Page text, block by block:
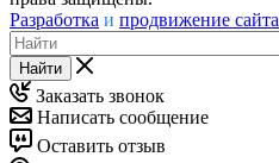
Разработка и продвижение сайта
Найти
Заказать звонок
Написать сообщение
Оставить отзыв